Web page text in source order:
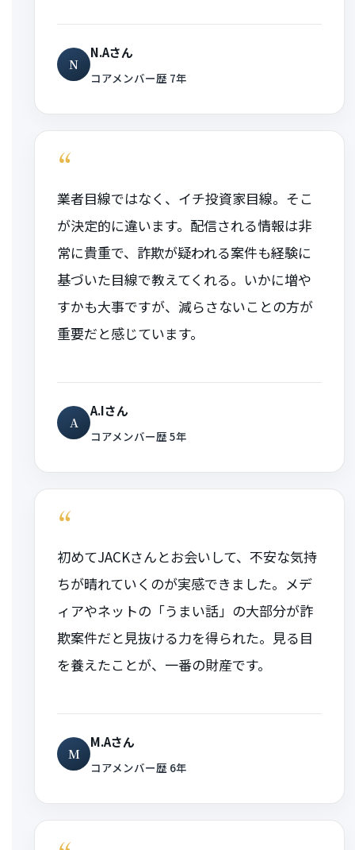
N
N.Aさん
コアメンバー歴 7年
“
業者目線ではなく、イチ投資家目線。そこ
が決定的に違います。配信される情報は非
常に貴重で、詐欺が疑われる案件も経験に
基づいた目線で教えてくれる。いかに増や
すかも大事ですが、減らさないことの方が
重要だと感じています。
A
A.Iさん
コアメンバー歴 5年
“
初めてJACKさんとお会いして、不安な気持
ちが晴れていくのが実感できました。メデ
ィアやネットの「うまい話」の大部分が詐
欺案件だと見抜ける力を得られた。見る目
を養えたことが、一番の財産です。
M
M.Aさん
コアメンバー歴 6年